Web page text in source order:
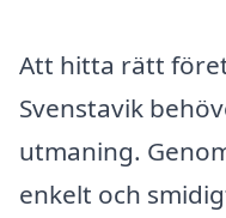
Att hitta rätt
Svenstavik
utmaning.
enkelt och